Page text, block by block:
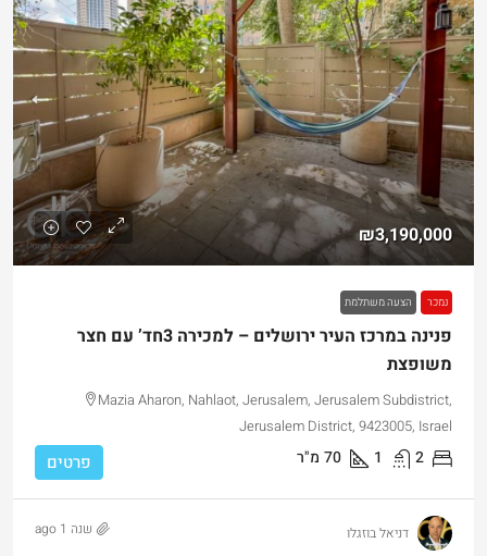
₪3,190,000
נמכר הצעה משתלמת
פנינה במרכז העיר ירושלים – למכירה 3חד’ עם חצר
משופצת
Mazia Aharon, Nahlaot, Jerusalem, Jerusalem Subdistrict,
Jerusalem District, 9423005, Israel
2
1
70 מ"ר פרטים
דניאל בוזגלו שנה 1 ago